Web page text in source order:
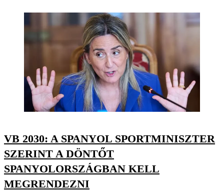
VB 2030: A SPANYOL SPORTMINISZTER
SZERINT A DÖNTŐT
SPANYOLORSZÁGBAN KELL
MEGRENDEZNI